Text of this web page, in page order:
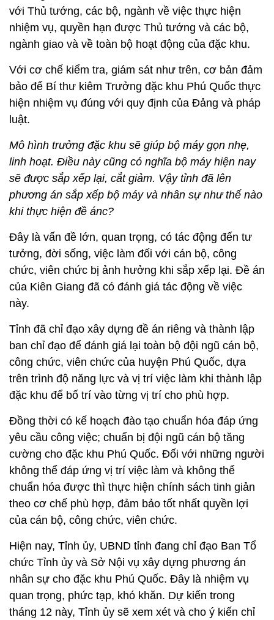
với Thủ tướng, các bộ, ngành về việc thực hiện
nhiệm vụ, quyền hạn được Thủ tướng và các bộ,
ngành giao và về toàn bộ hoạt động của đặc khu.
Với cơ chế kiểm tra, giám sát như trên, cơ bản đảm
bảo để Bí thư kiêm Trưởng đặc khu Phú Quốc thực
hiện nhiệm vụ đúng với quy định của Đảng và pháp
luật.
Mô hình trưởng đặc khu sẽ giúp bộ máy gọn nhẹ,
linh hoạt. Điều này cũng có nghĩa bộ máy hiện nay
sẽ được sắp xếp lại, cắt giảm. Vậy tỉnh đã lên
phương án sắp xếp bộ máy và nhân sự như thế nào
khi thực hiện đề ánc?
Đây là vấn đề lớn, quan trọng, có tác động đến tư
tưởng, đời sống, việc làm đối với cán bộ, công
chức, viên chức bị ảnh hưởng khi sắp xếp lại. Đề án
của Kiên Giang đã có đánh giá tác động về việc
này.
Tỉnh đã chỉ đạo xây dựng đề án riêng và thành lập
ban chỉ đạo để đánh giá lại toàn bộ đội ngũ cán bộ,
công chức, viên chức của huyện Phú Quốc, dựa
trên trình độ năng lực và vị trí việc làm khi thành lập
đặc khu để bố trí vào từng vị trí cho phù hợp.
Đồng thời có kế hoạch đào tạo chuẩn hóa đáp ứng
yêu cầu công việc; chuẩn bị đội ngũ cán bộ tăng
cường cho đặc khu Phú Quốc. Đối với những người
không thể đáp ứng vị trí việc làm và không thể
chuẩn hóa được thì thực hiện chính sách tinh giản
theo cơ chế phù hợp, đảm bảo tốt nhất quyền lợi
của cán bộ, công chức, viên chức.
Hiện nay, Tỉnh ủy, UBND tỉnh đang chỉ đạo Ban Tổ
chức Tỉnh ủy và Sở Nội vụ xây dựng phương án
nhân sự cho đặc khu Phú Quốc. Đây là nhiệm vụ
quan trọng, phức tạp, khó khăn. Dự kiến trong
tháng 12 này, Tỉnh ủy sẽ xem xét và cho ý kiến chỉ